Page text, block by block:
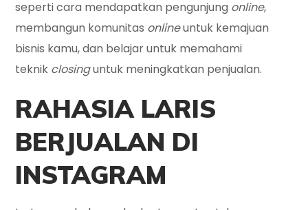
seperti cara mendapatkan pengunjung online,
membangun komunitas onlineuntuk kemajuan
bisnis kamu, dan belajar untuk memahami
teknik closinguntuk meningkatkan penjualan.
RAHASIA LARIS
BERJUALAN DI
INSTAGRAM